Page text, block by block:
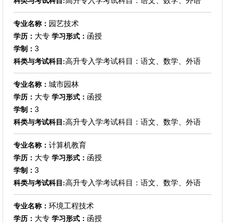
专业名称： 园艺技术
学历： 大专 学习形式： 函授
学制： 3
科类与考试科目:高升专入学考试科目：语文、数学、外语
专业名称： 城市园林
学历： 大专 学习形式： 函授
学制： 3
科类与考试科目:高升专入学考试科目：语文、数学、外语
专业名称： 计算机教育
学历： 大专 学习形式： 函授
学制： 3
科类与考试科目:高升专入学考试科目：语文、数学、外语
专业名称： 环境工程技术
学历： 大专 学习形式： 函授